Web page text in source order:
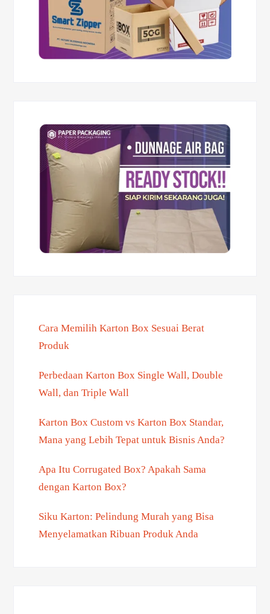
Cara Memilih Karton Box Sesuai Berat
Produk
Perbedaan Karton Box Single Wall, Double
Wall, dan Triple Wall
Karton Box Custom vs Karton Box Standar,
Mana yang Lebih Tepat untuk Bisnis Anda?
Apa Itu Corrugated Box? Apakah Sama
dengan Karton Box?
Siku Karton: Pelindung Murah yang Bisa
Menyelamatkan Ribuan Produk Anda